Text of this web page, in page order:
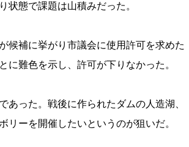
状態で課題は山積みだった。
候補に挙がり市議会に使用許可を求めた
難色を示し、許可が下りなかった。
った。戦後に作られたダムの人造湖、
ーを開催したいというのが狙いだ。